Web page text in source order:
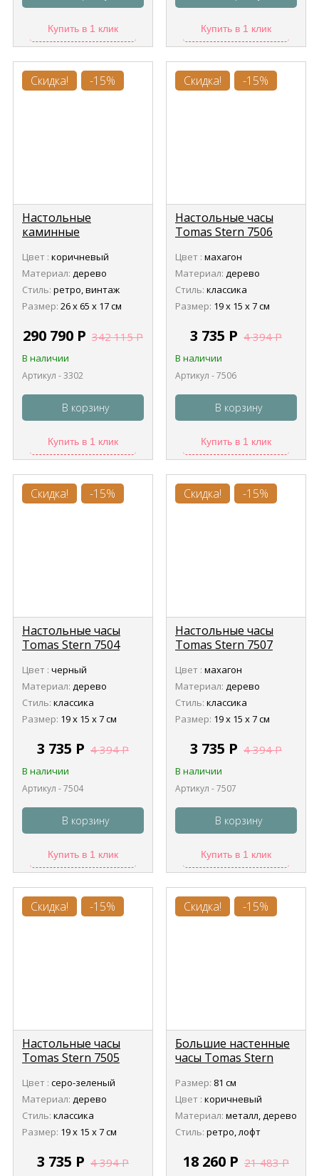
Купить в 1 клик Купить в 1 клик
Скидка! -15%
Настольные
каминные
Tomas Stern 3302
Цвет : коричневый
Материал: дерево
Стиль: ретро, винтаж
Размер: 26 х 65 х 17 см
290 790 Р 342 115Р
В наличии
Артикул - 3302
В корзину
Купить в 1 клик
Скидка! -15%
Настольные часы
Tomas Stern 7506
Цвет : махагон
Материал: дерево
Стиль: классика
Размер: 19 х 15 х 7 см
3 735 Р 4 394Р
В наличии
Артикул - 7506
В корзину
Купить в 1 клик
Скидка! -15%
Настольные часы
Tomas Stern 7504
Цвет : черный
Материал: дерево
Стиль: классика
Размер: 19 х 15 х 7 см
3 735 Р 4 394Р
В наличии
Артикул - 7504
В корзину
Купить в 1 клик
Скидка! -15%
Настольные часы
Tomas Stern 7507
Цвет : махагон
Материал: дерево
Стиль: классика
Размер: 19 х 15 х 7 см
3 735 Р 4 394Р
В наличии
Артикул - 7507
В корзину
Купить в 1 клик
Скидка! -15%
Настольные часы
Tomas Stern 7505
Цвет : серо-зеленый
Материал: дерево
Стиль: классика
Размер: 19 х 15 х 7 см
3 735 Р 4 394Р
Скидка! -15%
Большие настенные
часы Tomas Stern
Размер: 81 см
Цвет : коричневый
Материал: металл, дерево
Стиль: ретро, лофт
18 260 Р 21 483Р